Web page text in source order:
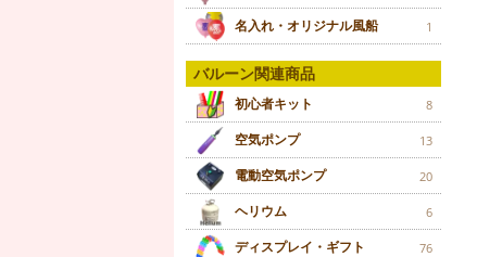
名入れ・オリジナル風船 1
バルーン関連商品
初心者キット 8
空気ポンプ 13
電動空気ポンプ 20
ヘリウム 6
ディスプレイ・ギフト 76